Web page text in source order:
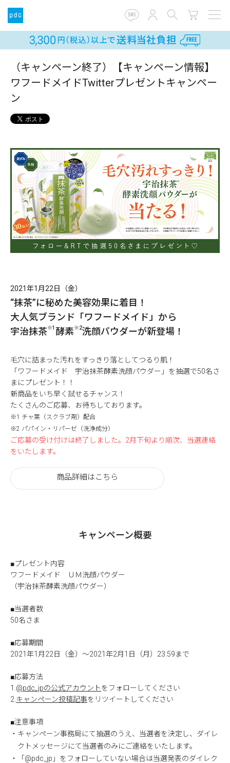
（キャンペーン終了）【キャンペーン情報】
ワフードメイドTwitterプレゼントキャンペー
ン
2021年1月22日（金）
“抹茶”に秘めた美容効果に着目！
大人気ブランド「ワフードメイド」から
宇治抹茶※1 酵素※2洗顔パウダーが新登場！
毛穴に詰まった汚れをすっきり落としてつるり肌！
「ワフードメイド 宇治抹茶酵素洗顔パウダー」を抽選で50名さ
まにプレゼント！！
新商品をいち早く試せるチャンス！
たくさんのご応募、お待ちしております。
※1 チャ葉（スクラブ剤）配合
※2 パパイン・リパーゼ（洗浄成分）
ご応募の受け付けは終了しました。2月下旬より順次、当選連絡
をいたします。
商品詳細はこちら
キャンペーン概要
■プレゼント内容
ワフードメイド ＵＭ洗顔パウダー
（宇治抹茶酵素洗顔パウダー）
■当選者数
50名さま
■応募期間
2021年1月22日（金）～2021年2月1日（月）23:59まで
■応募方法
1. @pdc_jpの公式アカウントをフォローしてください
2. キャンペーン投稿記事をリツイートしてください
■注意事項
・キャンペーン事務局にて抽選のうえ、当選者を決定し、ダイレ
クトメッセージにて当選者のみにご連絡をいたします。
・「@pdc_jp」をフォローしていない場合は当選発表のダイレク